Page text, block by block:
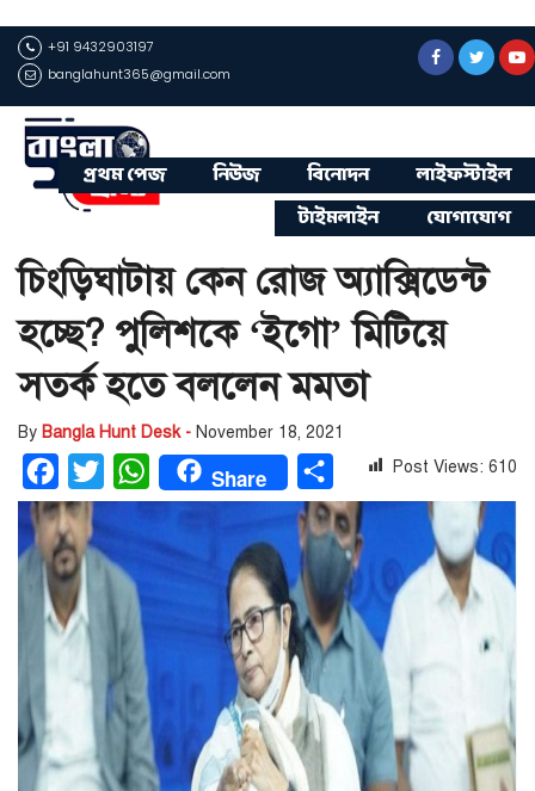
+91 9432903197
banglahunt365@gmail.com
প্রথম পেজ নিউজ বিনোদন
লাইফস্টাইল
টাইমলাইন
যোগাযোগ
চিংড়িঘাটায় কেন রোজ অ্যাক্সিডেন্ট
হচ্ছে? পুলিশকে ‘ইগো’ মিটিয়ে
সতর্ক হতে বললেন মমতা
By Bangla Hunt Desk - November 18, 2021
Facebook
Twitter WhatsAppShare Share Post Views: 610